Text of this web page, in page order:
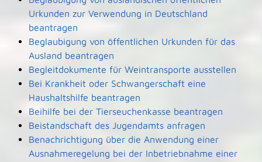
Urkunden zur Verwendung in Deutschland
beantragen
Beglaubigung von öffentlichen Urkunden für das
Ausland beantragen
Begleitdokumente für Weintransporte ausstellen
Bei Krankheit oder Schwangerschaft eine
Haushaltshilfe beantragen
Beihilfe bei der Tierseuchenkasse beantragen
Beistandschaft des Jugendamts anfragen
Benachrichtigung über die Anwendung einer
Ausnahmeregelung bei der Inbetriebnahme einer